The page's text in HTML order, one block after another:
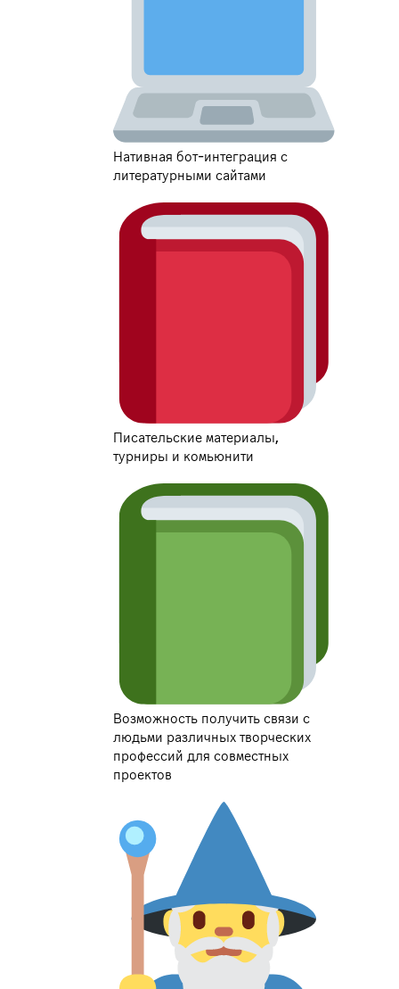
Нативная бот-интеграция с
литературными сайтами
Писательские материалы,
турниры и комьюнити
Возможность получить связи с
людьми различных творческих
профессий для совместных
проектов